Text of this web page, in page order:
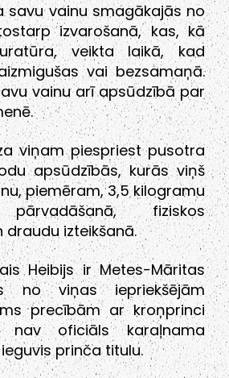
savu vainu smagākajās no
izvarošanā, kas, kā
veikta laikā, kad
vai bezsamaņā.
vainu arī apsūdzībā par
viņam piespriest pusotra
apsūdzībās, kurās viņš
piemēram, 3,5 kilogramu
pārvadāšanā, fiziskos
draudu izteikšanā.
Heibijs ir Metes-Māritas
no viņas iepriekšējām
precībām ar kroņprinci
nav oficiāls karaļnama
prinča titulu.